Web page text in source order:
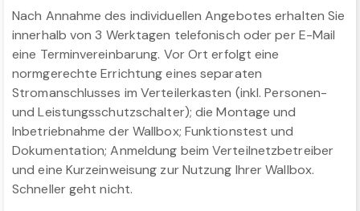
Nach Annahme des individuellen Angebotes erhalten Sie
innerhalb von 3 Werktagen telefonisch oder per E-Mail
eine Terminvereinbarung. Vor Ort erfolgt eine
normgerechte Errichtung eines separaten
Stromanschlusses im Verteilerkasten (inkl. Personen-
und Leistungsschutzschalter); die Montage und
Inbetriebnahme der Wallbox; Funktionstest und
Dokumentation; Anmeldung beim Verteilnetzbetreiber
und eine Kurzeinweisung zur Nutzung Ihrer Wallbox.
Schneller geht nicht.